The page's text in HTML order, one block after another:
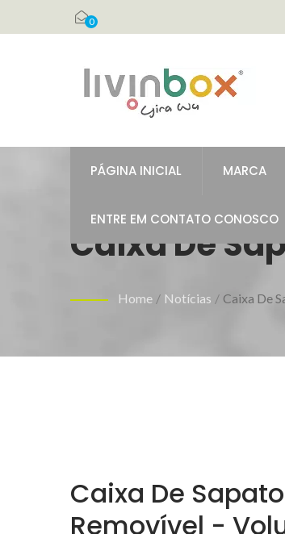
0
PÁGINA INICIAL MARCA
ENTRE EM CONTATO CONOSCO
Caixa De
Litros
Home / Notícias / Caixa De
Caixa De
Removível -